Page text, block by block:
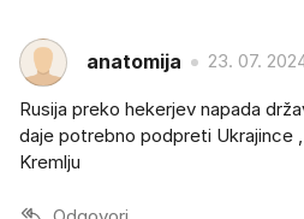
anatomija 23. 07.
Rusija preko hekerjev napada
daje potrebno podpreti Ukrajince
Kremlju